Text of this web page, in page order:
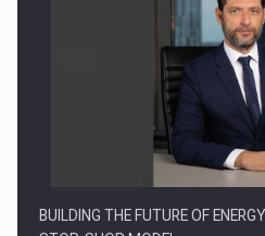
BUILDING THE FUTURE OF